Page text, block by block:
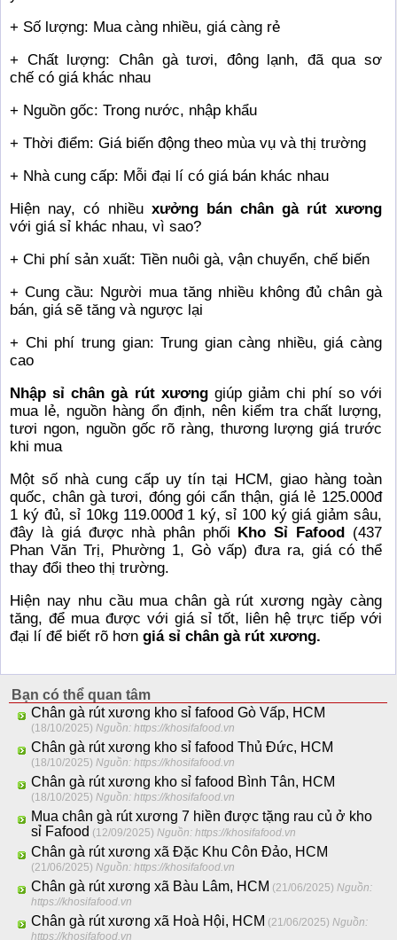
+ Số lượng: Mua càng nhiều, giá càng rẻ
+ Chất lượng: Chân gà tươi, đông lạnh, đã qua sơ
chế có giá khác nhau
+ Nguồn gốc: Trong nước, nhập khẩu
+ Thời điểm: Giá biến động theo mùa vụ và thị trường
+ Nhà cung cấp: Mỗi đại lí có giá bán khác nhau
Hiện nay, có nhiều xưởng bán chân gà rút xương
với giá sỉ khác nhau, vì sao?
+ Chi phí sản xuất: Tiền nuôi gà, vận chuyển, chế biến
+ Cung cầu: Người mua tăng nhiều không đủ chân gà
bán, giá sẽ tăng và ngược lại
+ Chi phí trung gian: Trung gian càng nhiều, giá càng
cao
Nhập sỉ chân gà rút xương giúp giảm chi phí so với
mua lẻ, nguồn hàng ổn định, nên kiểm tra chất lượng,
tươi ngon, nguồn gốc rõ ràng, thương lượng giá trước
khi mua
Một số nhà cung cấp uy tín tại HCM, giao hàng toàn
quốc, chân gà tươi, đóng gói cẩn thận, giá lẻ 125.000đ
1 ký đủ, sỉ 10kg 119.000đ 1 ký, sỉ 100 ký giá giảm sâu,
đây là giá được nhà phân phối Kho Sỉ Fafood(437
Phan Văn Trị, Phường 1, Gò vấp) đưa ra, giá có thể
thay đổi theo thị trường.
Hiện nay nhu cầu mua chân gà rút xương ngày càng
tăng, để mua được với giá sỉ tốt, liên hệ trực tiếp với
đại lí để biết rõ hơn giá sỉ chân gà rút xương.
Bạn có thể quan tâm
Chân gà rút xương kho sỉ fafood Gò Vấp, HCM
(18/10/2025)Nguồn: https://khosifafood.vn
Chân gà rút xương kho sỉ fafood Thủ Đức, HCM
(18/10/2025)Nguồn: https://khosifafood.vn
Chân gà rút xương kho sỉ fafood Bình Tân, HCM
(18/10/2025)Nguồn: https://khosifafood.vn
Mua chân gà rút xương 7 hiền được tặng rau củ ở kho
sỉ Fafood (12/09/2025)Nguồn: https://khosifafood.vn
Chân gà rút xương xã Đặc Khu Côn Đảo, HCM
(21/06/2025)Nguồn: https://khosifafood.vn
Chân gà rút xương xã Bàu Lâm, HCM (21/06/2025)Nguồn:
https://khosifafood.vn
Chân gà rút xương xã Hoà Hội, HCM (21/06/2025)Nguồn:
https://khosifafood.vn